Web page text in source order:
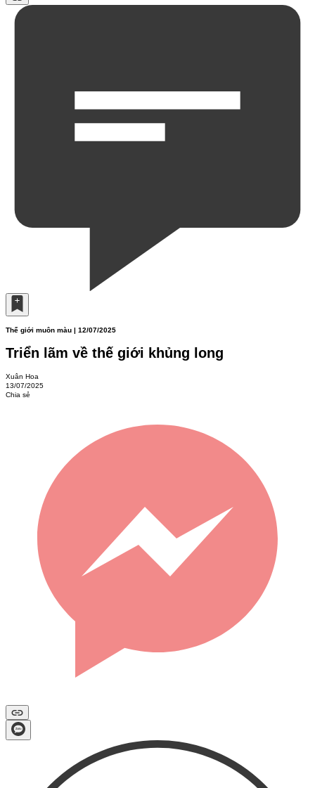
Thế giới muôn màu | 12/07/2025
Triển lãm về thế giới khủng long
Xuân Hoa
13/07/2025
Chia sẻ